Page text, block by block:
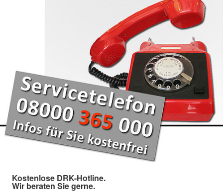
Kostenlose DRK-Hotline.
Wir beraten Sie gerne.